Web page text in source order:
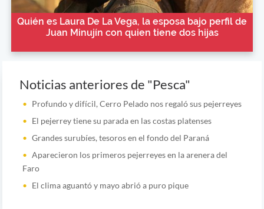
Quién es Laura De La Vega, la esposa bajo perfil de
Juan Minujín con quien tiene dos hijas
Noticias anteriores de "Pesca"
Profundo y difícil, Cerro Pelado nos regaló sus pejerreyes
El pejerrey tiene su parada en las costas platenses
Grandes surubíes, tesoros en el fondo del Paraná
Aparecieron los primeros pejerreyes en la arenera del
Faro
El clima aguantó y mayo abrió a puro pique